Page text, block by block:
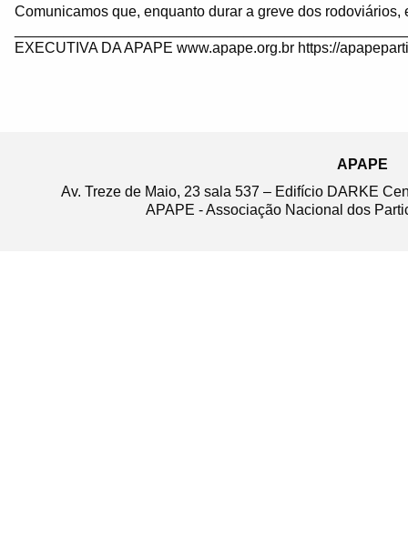
Comunicamos que, enquanto durar a greve dos
EXECUTIVA DA APAPE www.apape.org.br https://
APAPE
Av. Treze de Maio, 23 sala 537 – Edifício DARKE
APAPE - Associação Nacional dos